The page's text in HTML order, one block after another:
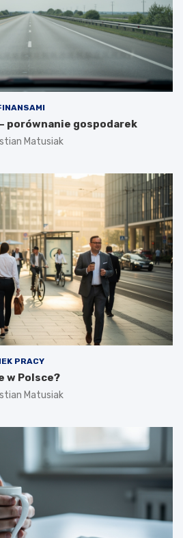
porównanie gospodarek
Matusiak
PRACY
w Polsce?
Matusiak